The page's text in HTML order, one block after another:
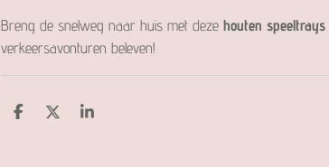
Breng de snelweg naar huis met deze houten speeltrays
verkeersavonturen beleven!
D
D
S